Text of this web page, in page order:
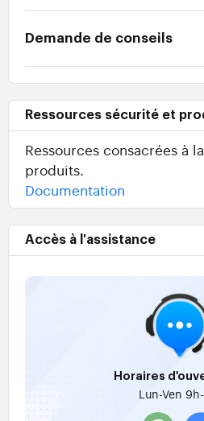
Demande de conseils
Ressources sécurité et
Ressources consacrées à
produits.
Documentation
Accès à l'assistance
Horaires
Lun-Ven